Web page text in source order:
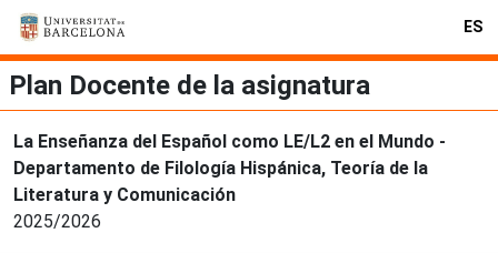
ES
Plan Docente de la asignatura
La Enseñanza del Español como LE/L2 en el Mundo -
Departamento de Filología Hispánica, Teoría de la
Literatura y Comunicación
2025/2026